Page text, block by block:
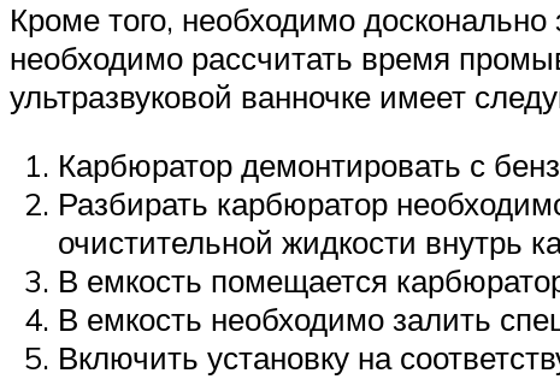
Кроме того, необходимо
необходимо рассчитать время
ультразвуковой ванночке имеет
Карбюратор демонтировать с
Разбирать карбюратор
очистительной жидкости внутрь
В емкость помещается
В емкость необходимо залить
Включить установку на